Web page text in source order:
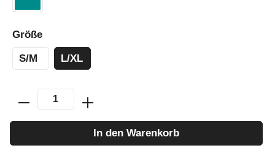
Größe
S/M L/XL
In den Warenkorb